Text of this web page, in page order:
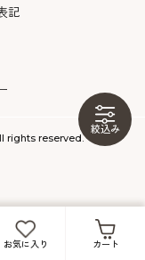
絞込み
記
rights reserved.
お気に入り カート